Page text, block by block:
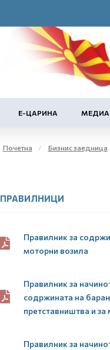
Е-ЦАРИНА МЕДИА
Почетна Бизнис заедница
ПРАВИЛНИЦИ
Правилник за
моторни возила
Правилник за
содржината на
претставништва и
Правилник за